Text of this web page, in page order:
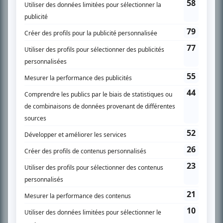
télévision» a d’abord oeuvré au magazine TV Hebdo de 1996 à 2001. Sa
spécialité: la télé québécoise. On peut l’entendre régulièrement commenter
En savoir plus »
SUR LE RÉSEAU BIZZ MÉDIA
PLAN DU SITE
Accueil
Liste des oeuvres
Liste des comédiens
Recherche avancée
À propos